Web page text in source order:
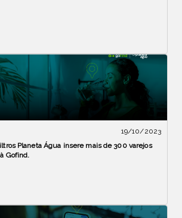
19/10/2023
Planeta Água insere mais de 300 varejos
Gofind.